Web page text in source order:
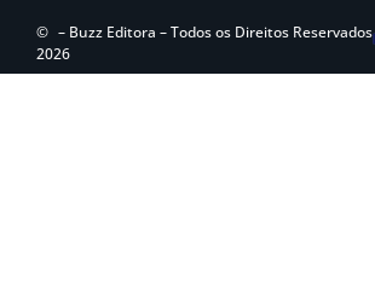
©
2026
– Buzz Editora – Todos os Direitos Reservados